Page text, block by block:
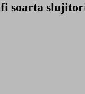
soarta